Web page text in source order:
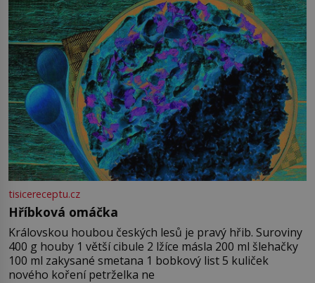
tisicereceptu.cz
Hříbková omáčka
Královskou houbou českých lesů je pravý hřib. Suroviny
400 g houby 1 větší cibule 2 lžíce másla 200 ml šlehačky
100 ml zakysané smetana 1 bobkový list 5 kuliček
nového koření petrželka ne